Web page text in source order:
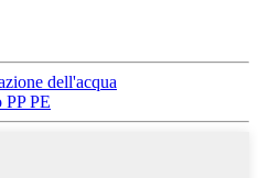
dell'acqua
PP PE